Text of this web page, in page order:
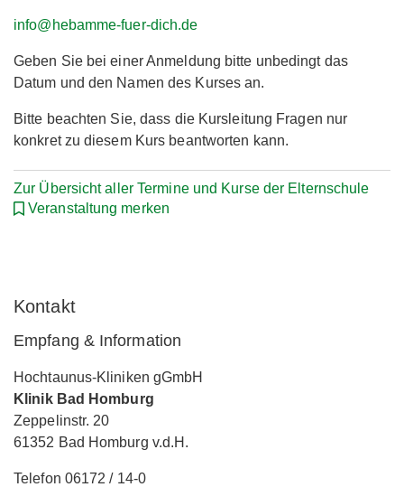
info@hebamme-fuer-dich.de
Geben Sie bei einer Anmeldung bitte unbedingt das
Datum und den Namen des Kurses an.
Bitte beachten Sie, dass die Kursleitung Fragen nur
konkret zu diesem Kurs beantworten kann.
Zur Übersicht aller Termine und Kurse der Elternschule
Veranstaltung merken
Kontakt
Empfang & Information
Hochtaunus-Kliniken gGmbH
Klinik Bad Homburg
Zeppelinstr. 20
61352 Bad Homburg v.d.H.
Telefon 06172 / 14-0